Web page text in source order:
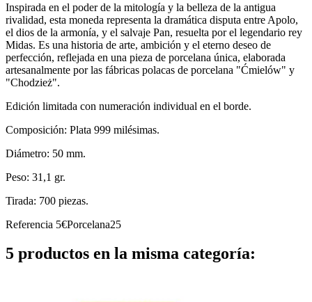
Inspirada en el poder de la mitología y la belleza de la antigua
rivalidad, esta moneda representa la dramática disputa entre Apolo,
el dios de la armonía, y el salvaje Pan, resuelta por el legendario rey
Midas. Es una historia de arte, ambición y el eterno deseo de
perfección, reflejada en una pieza de porcelana única, elaborada
artesanalmente por las fábricas polacas de porcelana "Ćmielów" y
"Chodzież".
Edición limitada con numeración individual en el borde.
Composición: Plata 999 milésimas.
Diámetro: 50 mm.
Peso: 31,1 gr.
Tirada: 700 piezas.
Referencia 5€Porcelana25
5 productos en la misma categoría: